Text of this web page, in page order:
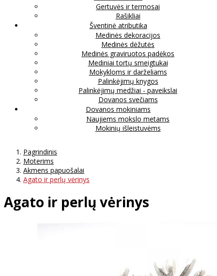
Gertuvės ir termosai
Rašikliai
Šventinė atributika
Medinės dekoracijos
Medinės dėžutės
Medinės graviruotos padėkos
Mediniai tortų smeigtukai
Mokykloms ir darželiams
Palinkėjimų knygos
Palinkėjimų medžiai - paveikslai
Dovanos svečiams
Dovanos mokiniams
Naujiems mokslo metams
Mokinių išleistuvėms
Pagrindinis
Moterims
Akmens papuošalai
Agato ir perlų vėrinys
Agato ir perlų vėrinys